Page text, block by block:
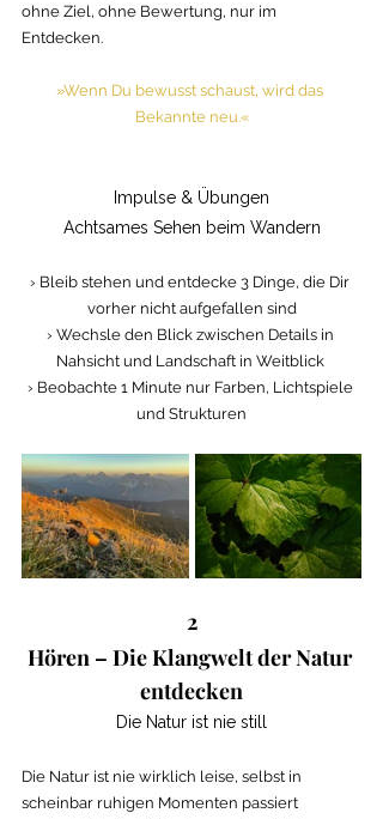
ohne Ziel, ohne Bewertung, nur im
Entdecken.
»Wenn Du bewusst schaust, wird das
Bekannte neu.«
Impulse & Übungen
Achtsames Sehen beim Wandern
› Bleib stehen und entdecke 3 Dinge, die Dir
vorher nicht aufgefallen sind
› Wechsle den Blick zwischen Details in
Nahsicht und Landschaft in Weitblick
› Beobachte 1 Minute nur Farben, Lichtspiele
und Strukturen
2
Hören – Die Klangwelt der Natur
entdecken
Die Natur ist nie still
Die Natur ist nie wirklich leise, selbst in
scheinbar ruhigen Momenten passiert